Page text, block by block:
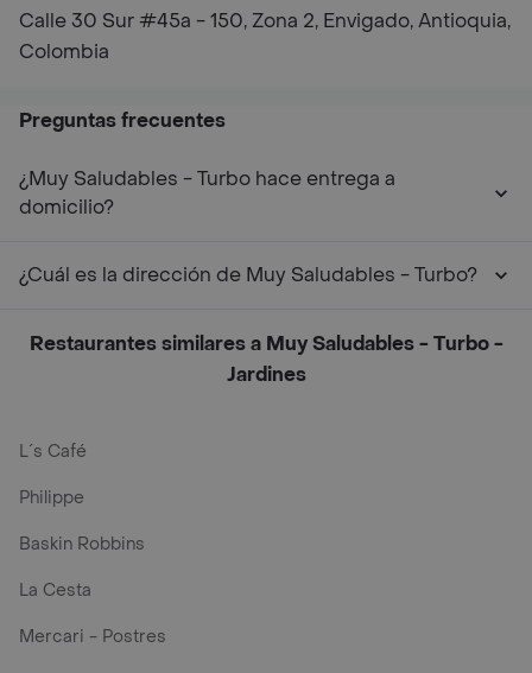
Calle 30 Sur #45a - 150, Zona 2, Envigado, Antioquia,
Colombia
Preguntas frecuentes
¿Muy Saludables - Turbo hace entrega a
domicilio?
¿Cuál es la dirección de Muy Saludables - Turbo?
Restaurantes similares a Muy Saludables - Turbo -
Jardines
L´s Café
Philippe
Baskin Robbins
La Cesta
Mercari - Postres